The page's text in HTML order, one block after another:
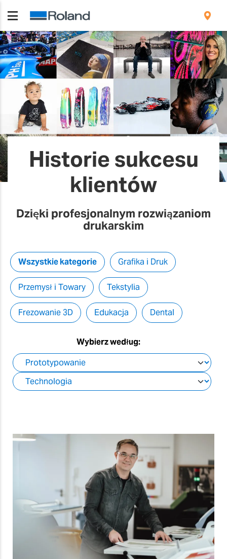
Historie sukcesu
klientów
Dzięki profesjonalnym rozwiązaniom
drukarskim
Wszystkie kategorie Grafika i Druk
Przemysł i Towary Tekstylia
Frezowanie 3D Edukacja Dental
Wybierz według: